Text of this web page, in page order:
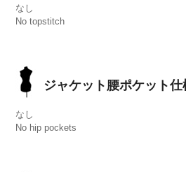
なし
No topstitch
ジャケット腰ポケット
なし
No hip pockets